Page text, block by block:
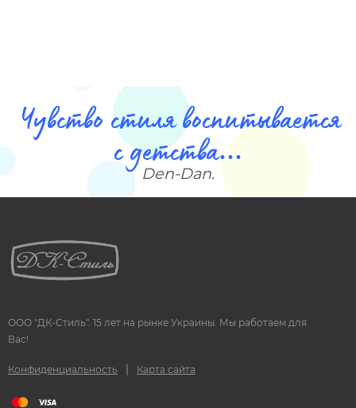
Чувство стиля воспитывается
с детства...
Den-Dan.
ООО "ДК-Стиль". 15 лет на рынке Украины. Мы работаем для
Вас!
Конфиденциальность | Карта сайта